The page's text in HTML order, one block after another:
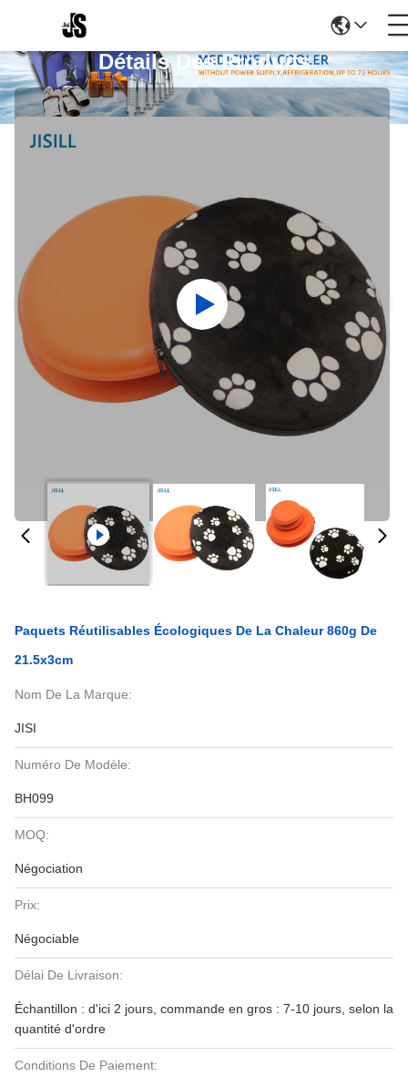
Détails Des Produits
Paquets Réutilisables Écologiques De La Chaleur 860g De
21.5x3cm
Nom De La Marque:
JISI
Numéro De Modèle:
BH099
MOQ:
Négociation
Prix:
Négociable
Délai De Livraison:
Échantillon : d'ici 2 jours, commande en gros : 7-10 jours, selon la
quantité d'ordre
Conditions De Paiement: